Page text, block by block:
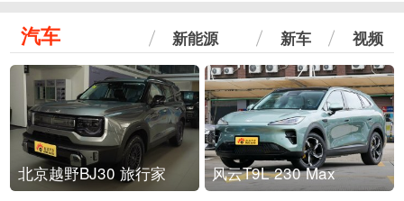
汽车 新能源 新车 视频
北京越野BJ30 旅行家 风云T9L 230 Max